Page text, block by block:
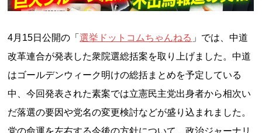
4月15日公開の「選挙ドットコムちゃんねる 」では、中道
改革連合が発表した衆院選総括案を取り上げました。中道
はゴールデンウィーク明けの総括まとめを予定している
中、今回発表された素案では立憲民主党出身者から相次い
だ落選の要因や党名の変更検討などが盛り込まれました。
党の命運を左右する今後の方針について、政治ジャーナリ